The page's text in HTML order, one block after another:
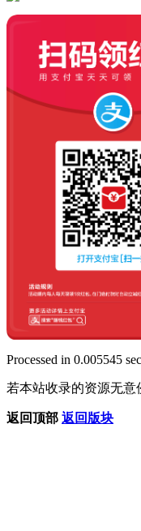
Processed in 0.005545
若本站收录的资源无意
返回顶部 返回版块